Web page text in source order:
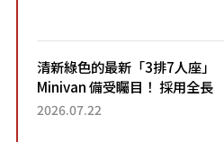
清新綠色的最新「3排7人座」
Minivan 備受矚目！ 採用全長
4.7公尺剛剛好的車身尺寸與
2026.07.22